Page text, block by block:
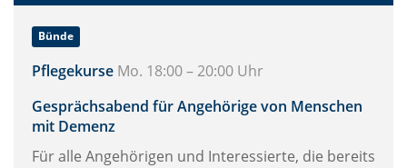
Bünde
Pflegekurse Mo. 18:00 – 20:00 Uhr
Gesprächsabend für Angehörige von Menschen
mit Demenz
Für alle Angehörigen und Interessierte, die bereits